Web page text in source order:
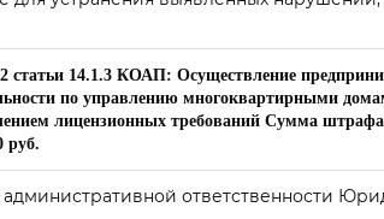
2 статьи 14.1.3 КОАП: Осуществление
по управлению многоквартирными
лицензионных требований Сумма штрафа
руб.
ответственности